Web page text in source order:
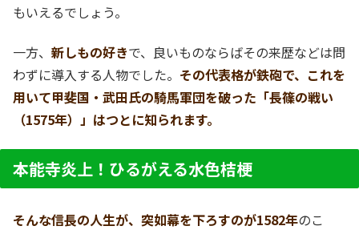
もいえるでしょう。
一方、 新しもの好きで、良いものならばその来歴などは問
わずに導入する人物でした。 その代表格が鉄砲で、これを
用いて甲斐国・武田氏の騎馬軍団を破った「長篠の戦い
（1575年）」はつとに知られます。
本能寺炎上！ひるがえる水色桔梗
そんな信長の人生が、突如幕を下ろすのが1582年のこ